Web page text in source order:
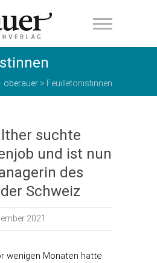
oberauer > Feuilletonistinnen
suchte
und ist nun
des
Schweiz
2021
wenigen Monaten hatte